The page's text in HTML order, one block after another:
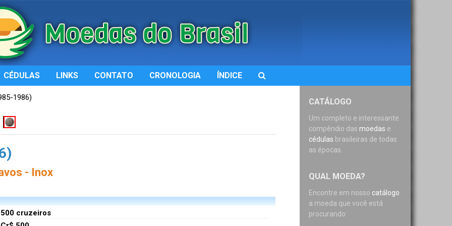
CÉDULAS LINKS CONTATO CRONOLOGIA ÍNDICE
CATÁLOGO
Um completo e interessante
compêndio das moedas e
cédulas brasileiras de todas
as épocas.
QUAL MOEDA?
Encontre em nosso catálogo
a moeda que você está
procurando:
1986)
- Inox
500 cruzeiros